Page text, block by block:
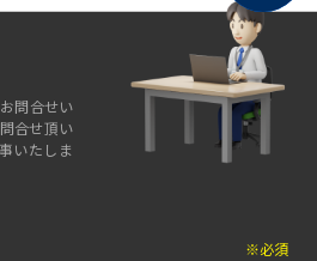
問合せい
合せ頂い
いたしま
※必須